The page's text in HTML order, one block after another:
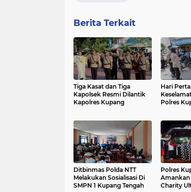
Berita Terkait
Tiga Kasat dan Tiga
Kapolsek Resmi Dilantik
Kapolres Kupang
Hari
Polres
Ditbinmas Polda NTT
Melakukan Sosialisasi Di
SMPN 1 Kupang Tengah
Polres
Amankan
Charity